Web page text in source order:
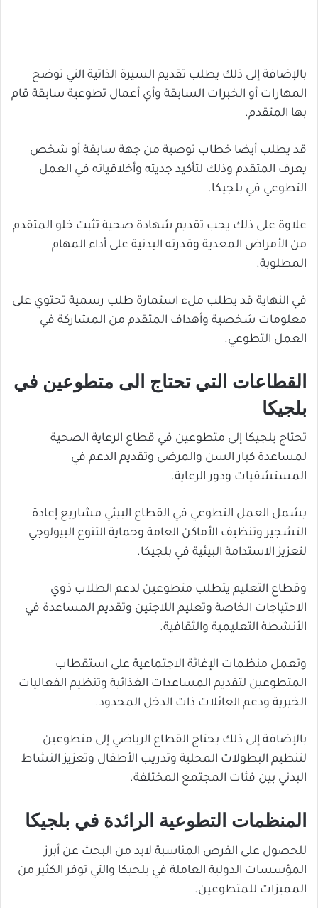
بالإضافة إلى ذلك يطلب تقديم السيرة الذاتية التي توضح
المهارات أو الخبرات السابقة وأي أعمال تطوعية سابقة قام
بها المتقدم.
قد يطلب أيضا خطاب توصية من جهة سابقة أو شخص
يعرف المتقدم وذلك لتأكيد جديته وأخلاقياته في العمل
التطوعي في بلجيكا.
علاوة على ذلك يجب تقديم شهادة صحية تثبت خلو المتقدم
من الأمراض المعدية وقدرته البدنية على أداء المهام
المطلوبة.
في النهاية قد يطلب ملء استمارة طلب رسمية تحتوي على
معلومات شخصية وأهداف المتقدم من المشاركة في
العمل التطوعي.
القطاعات التي تحتاج الى متطوعين في
بلجيكا
تحتاج بلجيكا إلى متطوعين في قطاع الرعاية الصحية
لمساعدة كبار السن والمرضى وتقديم الدعم في
المستشفيات ودور الرعاية.
يشمل العمل التطوعي في القطاع البيئي مشاريع إعادة
التشجير وتنظيف الأماكن العامة وحماية التنوع البيولوجي
لتعزيز الاستدامة البيئية في بلجيكا.
وقطاع التعليم يتطلب متطوعين لدعم الطلاب ذوي
الاحتياجات الخاصة وتعليم اللاجئين وتقديم المساعدة في
الأنشطة التعليمية والثقافية.
وتعمل منظمات الإغاثة الاجتماعية على استقطاب
المتطوعين لتقديم المساعدات الغذائية وتنظيم الفعاليات
الخيرية ودعم العائلات ذات الدخل المحدود.
بالإضافة إلى ذلك يحتاج القطاع الرياضي إلى متطوعين
لتنظيم البطولات المحلية وتدريب الأطفال وتعزيز النشاط
البدني بين فئات المجتمع المختلفة.
المنظمات التطوعية الرائدة في بلجيكا
للحصول على الفرص المناسبة لابد من البحث عن أبرز
المؤسسات الدولية العاملة في بلجيكا والتي توفر الكثير من
المميزات للمتطوعين.